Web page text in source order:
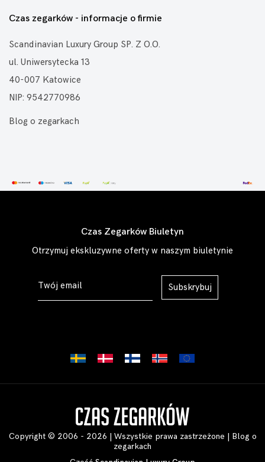
Czas zegarków - informacje o firmie
Scandinavian Luxury Group SP. Z O.O.
ul. Uniwersytecka 13
40-007 Katowice
NIP: 9542770986
Blog o zegarkach
Czas Zegarków Biuletyn
Otrzymuj ekskluzywne oferty w naszym biuletynie
Subskrybuj
Copyright © 2006 - 2026 | Wszystkie prawa zastrzeżone | Blog o
zegarkach